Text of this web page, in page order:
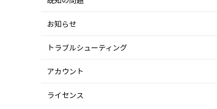
お知らせ
トラブルシューティング
アカウント
ライセンス